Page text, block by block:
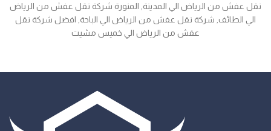
نقل عفش من الرياض الي المدينة, المنورة شركة نقل عفش من الرياض
الي الطائف, شركة نقل عفش من الرياض الي الباحة, افضل شركة نقل
عفش من الرياض الي خميس مشيت